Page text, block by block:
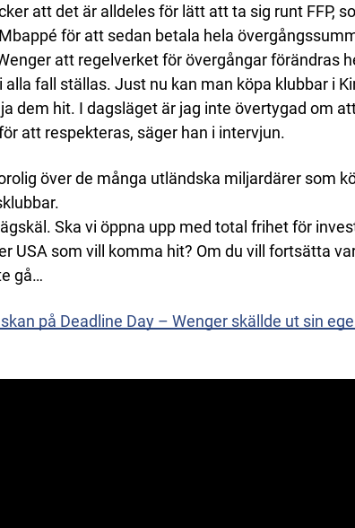
att det är alldeles för lätt att ta sig runt FFP,
för att sedan betala hela
att regelverket för övergångar förändras
fall ställas. Just nu kan man köpa klubbar i
dem hit. I dagsläget är jag inte övertygad om
att respekteras, säger han i intervjun.
över de många utländska miljardärer som
Ska vi öppna upp med total frihet för
USA som vill komma hit? Om du vill fortsätta
gå…
på Deadline Day – Wenger skällde ut sin